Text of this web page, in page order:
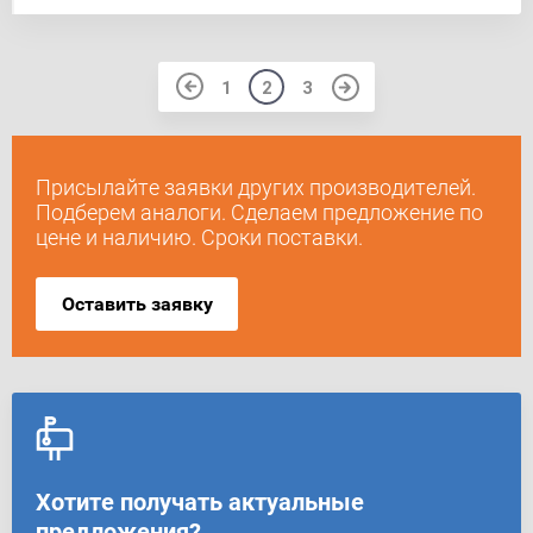
Присылайте заявки других производителей.
Подберем аналоги. Сделаем предложение по
цене и наличию. Сроки поставки.
Оставить заявку
Хотите получать актуальные
1 2 3